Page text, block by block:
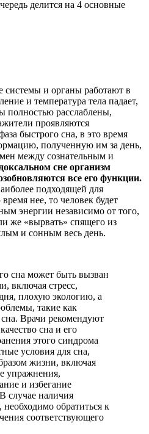
делится на 4 основные
системы и органы работают в
и температура тела падает,
полностью расслаблены,
проявляются
быстрого сна, в это время
полученную им за день,
между сознательным и
сне организм
все его функции.
подходящей для
нее, то человек будет
энергии независимо от того,
же «вырвать» спящего из
и сонным весь день.
сна может быть вызван
включая стресс,
плохую экологию, а
такие как
Врачи рекомендуют
сна и его
этого синдрома
условия для сна,
жизни, включая
упражнения,
и избегание
случае наличия
обратиться к
соответствующего